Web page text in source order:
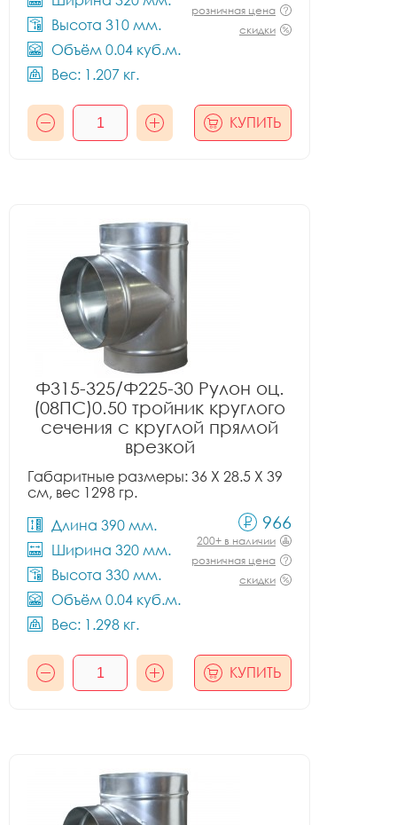
Высота 310 мм.
Объём 0.04 куб.м.
Вес: 1.207 кг.
розничная цена
скидки
КУПИТЬ
Ф315-325/Ф225-30 Рулон оц.
(08ПС)0.50 тройник круглого
сечения с круглой прямой
врезкой
Габаритные размеры: 36 X 28.5 X 39
см, вес 1298 гр.
Длина 390 мм.
Ширина 320 мм.
Высота 330 мм.
Объём 0.04 куб.м.
Вес: 1.298 кг.
966
200+ в наличии
розничная цена
скидки
КУПИТЬ